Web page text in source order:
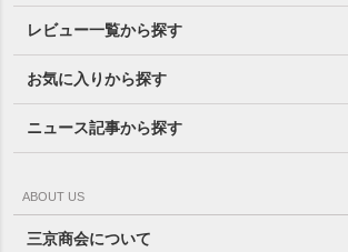
レビュー一覧から探す
お気に入りから探す
ニュース記事から探す
ABOUT US
三京商会について